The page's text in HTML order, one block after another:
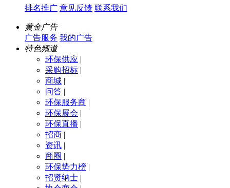
排名推广 意见反馈 联系我们
黄金广告
广告服务 我的广告
特色频道
环保供应 |
采购招标 |
商城 |
问答 |
环保服务商 |
环保展会 |
环保直播 |
招商 |
资讯 |
商圈 |
环保势力榜 |
招贤纳士 |